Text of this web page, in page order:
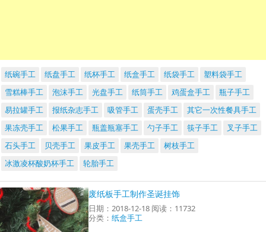
纸碗手工 纸盘手工 纸杯手工 纸盒手工 纸袋手工
塑料袋手工
雪糕棒手工
泡沫手工 光盘手工 纸筒手工 鸡蛋盒手工
瓶子手工
易拉罐手工
报纸杂志手工 吸管手工 蛋壳手工
其它一次性餐具手工
果冻壳手工
松果手工 瓶盖瓶塞手工 勺子手工 筷子手工
叉子手工
石头手工
贝壳手工 果皮手工 果壳手工
树枝手工
冰激凌杯酸奶杯手工
轮胎手工
废纸板手工制作圣诞挂饰
日期：2018-12-18 阅读：11732
分类：纸盒手工